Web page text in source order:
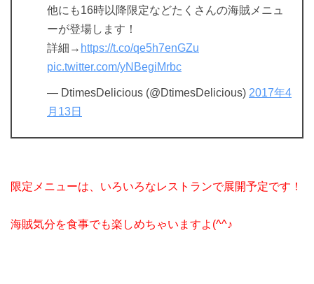
他にも16時以降限定などたくさんの海賊メニュ
ーが登場します！
詳細→ https://t.co/qe5h7enGZu
pic.twitter.com/yNBegiMrbc
— DtimesDelicious (@DtimesDelicious) 2017年4
月13日
限定メニューは、いろいろなレストランで展開予定です！
海賊気分を食事でも楽しめちゃいますよ(^^♪